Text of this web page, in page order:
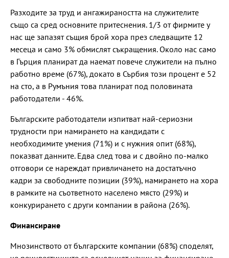
Разходите за труд и ангажираността на служителите
също са сред основните притеснения. 1/3 от фирмите у
нас ще запазят същия брой хора през следващите 12
месеца и само 3% обмислят съкращения. Около нас само
в Гърция планират да наемат повече служители на пълно
работно време (67%), докато в Сърбия този процент е 52
на сто, а в Румъния това планират под половината
работодатели - 46%.
Българските работодатели изпитват най-сериозни
трудности при намирането на кандидати с
необходимите умения (71%) и с нужния опит (68%),
показват данните. Едва след това и с двойно по-малко
отговори се нареждат привличането на достатъчно
кадри за свободните позиции (39%), намирането на хора
в рамките на съответното населено място (29%) и
конкурирането с други компании в района (26%).
Финансиране
Мнозинството от българските компании (68%) споделят,